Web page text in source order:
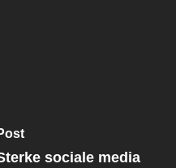
sociale media